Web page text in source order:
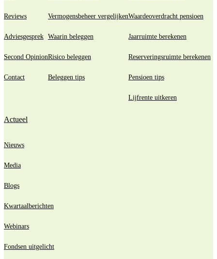
Reviews
Adviesgesprek
Second Opinion
Contact
Vermogensbeheer vergelijken
Waarin beleggen
Risico beleggen
Beleggen tips
Waardeoverdracht pensioen
Jaarruimte berekenen
Reserveringsruimte berekenen
Pensioen tips
Lijfrente uitkeren
Actueel
Nieuws
Media
Blogs
Kwartaalberichten
Webinars
Fondsen uitgelicht